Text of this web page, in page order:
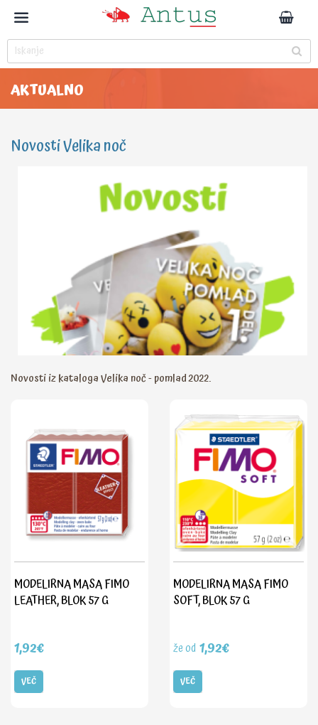
AKTUALNO
Novosti Velika noč
Novosti iz kataloga Velika noč - pomlad 2022.
MODELIRNA MASA FIMO
LEATHER, BLOK 57 G
1,92€
VEČ
MODELIRNA MASA FIMO
SOFT, BLOK 57 G
že od 1,92€
VEČ